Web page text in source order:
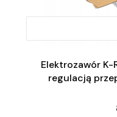
Elektrozawór K-
regulacją